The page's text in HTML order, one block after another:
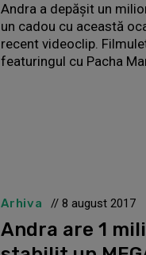
Andra a depășit un
un cadou cu această
recent videoclip.
featuringul cu Pacha
Arhiva // 8 august 2017
Andra are 1